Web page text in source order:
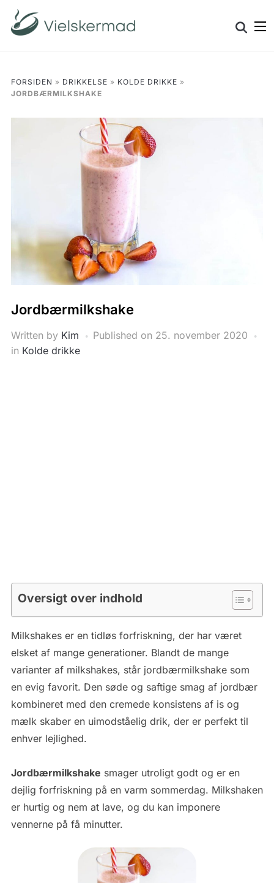
Skip
content
Search
for:
FORSIDEN » DRIKKELSE » KOLDE DRIKKE »
JORDBÆRMILKSHAKE
Jordbærmilkshake
Written by Kim Published on 25. november 2020
in Kolde drikke
Oversigt over indhold
Milkshakes er en tidløs forfriskning, der har været
elsket af mange generationer. Blandt de mange
varianter af milkshakes, står jordbærmilkshake som
en evig favorit. Den søde og saftige smag af jordbær
kombineret med den cremede konsistens af is og
mælk skaber en uimodståelig drik, der er perfekt til
enhver lejlighed.
Jordbærmilkshake smager utroligt godt og er en
dejlig forfriskning på en varm sommerdag. Milkshaken
er hurtig og nem at lave, og du kan imponere
vennerne på få minutter.